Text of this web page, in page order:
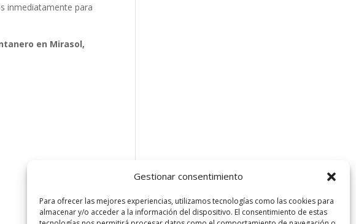
Gestionar consentimiento
Para ofrecer las mejores experiencias, utilizamos tecnologías como las cookies para
almacenar y/o acceder a la información del dispositivo. El consentimiento de estas
inmediatamente para
en Mirasol,